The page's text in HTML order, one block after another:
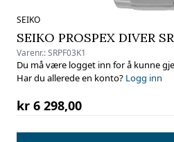
SEIKO
SEIKO PROSPEX DIVER
Varenr.:SRPF03K1
Du må være logget inn for å kunne
Har du allerede en konto? Logg inn
kr 6 298,00